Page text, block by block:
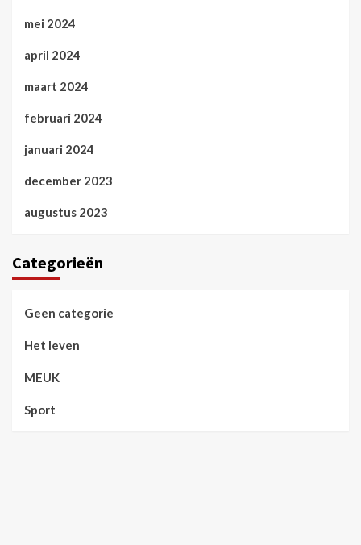
mei 2024
april 2024
maart 2024
februari 2024
januari 2024
december 2023
augustus 2023
Categorieën
Geen categorie
Het leven
MEUK
Sport